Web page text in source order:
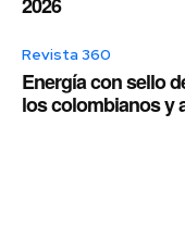
2026
Revista 360
Energía con sello
los colombianos y